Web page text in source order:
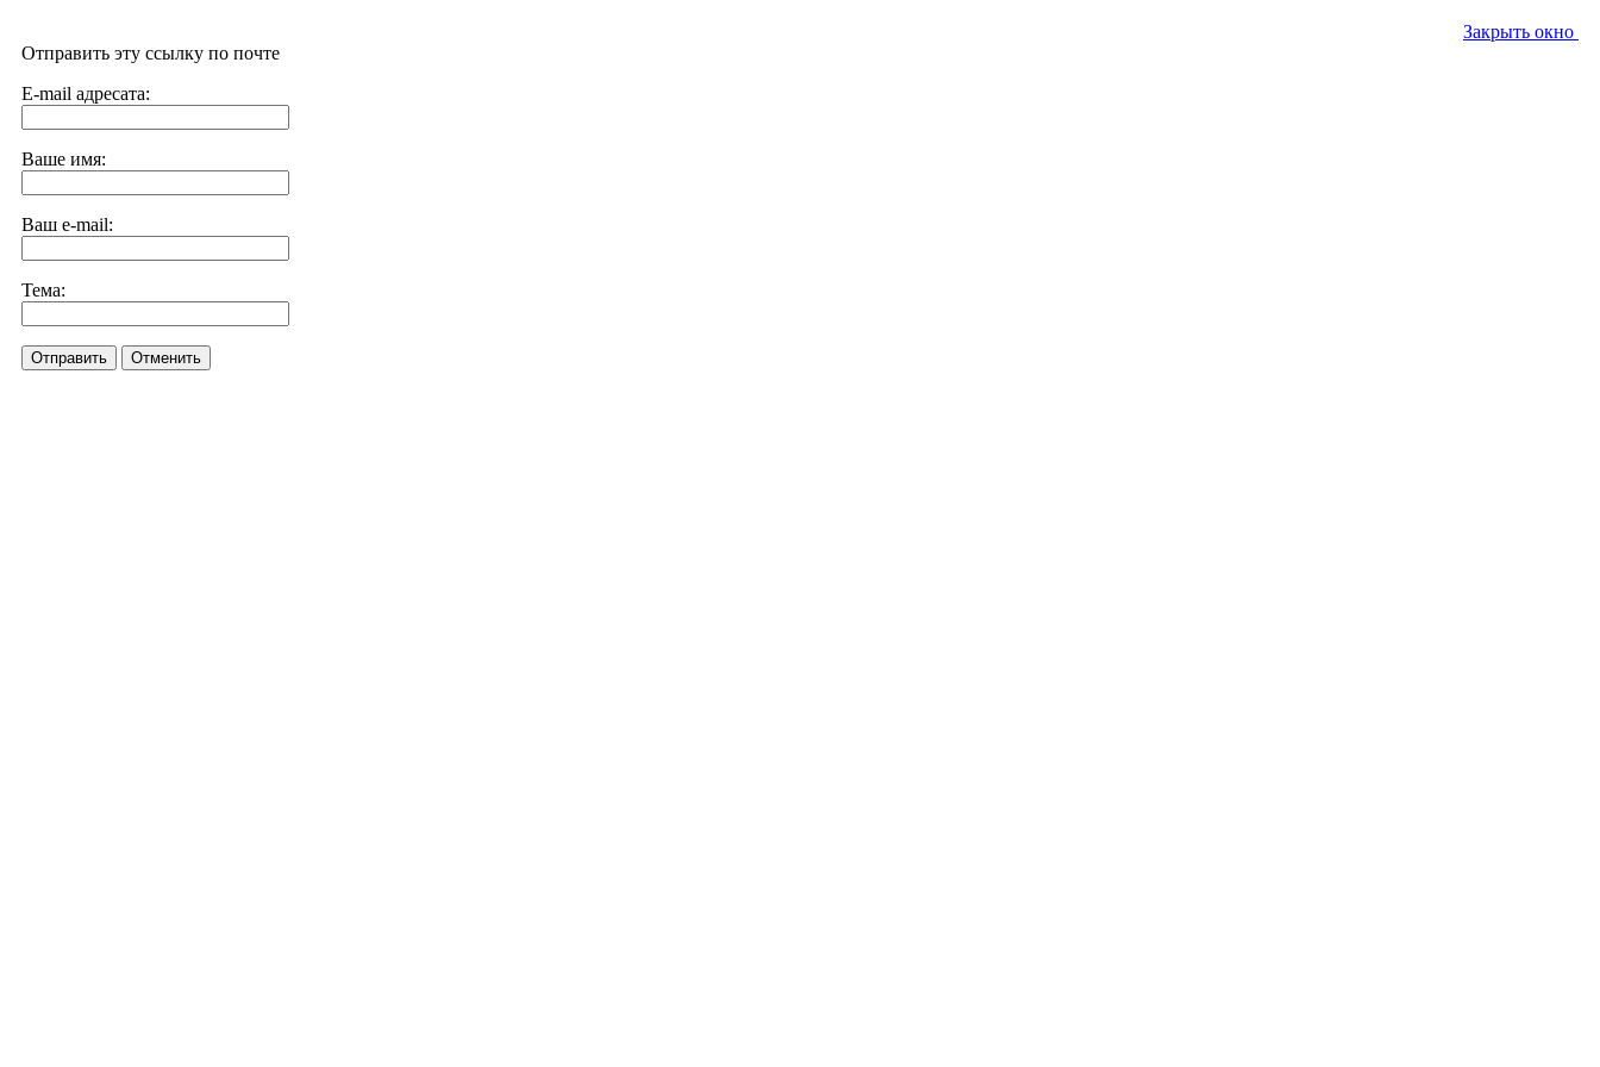
Закрыть окно
Отправить эту ссылку по почте
E-mail адресата:
Ваше имя:
Ваш e-mail:
Тема:
Отправить Отменить